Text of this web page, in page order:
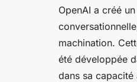
:
OpenAI a créé
machination.
été développée
dans sa